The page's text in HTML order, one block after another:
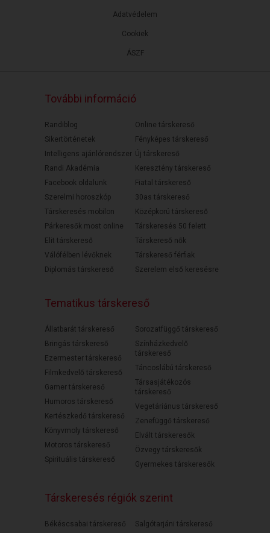
ÁSZF
Adatvédelem
Cookiek
További információ
Randiblog
Sikertörténetek
Intelligens ajánlórendszer
Randi Akadémia
Facebook oldalunk
Szerelmi horoszkóp
Társkeresés mobilon
Párkeresők most online
Elit társkereső
Válófélben lévőknek
Diplomás társkereső
Online társkereső
Fényképes társkereső
Új társkereső
Keresztény társkereső
Fiatal társkereső
30as társkereső
Középkorú társkereső
Társkeresés 50 felett
Társkereső nők
Társkereső férfiak
Szerelem első keresésre
Tematikus társkereső
Állatbarát társkereső
Bringás társkereső
Ezermester társkereső
Filmkedvelő társkereső
Gamer társkereső
Humoros társkereső
Kertészkedő társkereső
Könyvmoly társkereső
Motoros társkereső
Spirituális társkereső
Sorozatfüggő társkereső
Színházkedvelő
társkereső
Táncoslábú társkereső
Társasjátékozós
társkereső
Vegetáriánus társkereső
Zenefüggő társkereső
Elvált társkeresők
Özvegy társkeresők
Gyermekes társkeresők
Társkeresés régiók szerint
Békéscsabai társkereső
Salgótarjáni társkereső